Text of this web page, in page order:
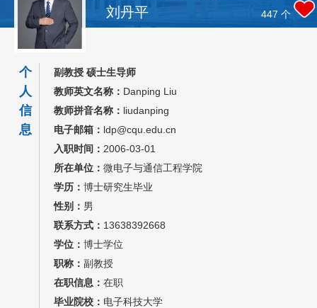
获奖信息
社会实践
招生信息
学生信息
我的相册
教师博客
刘丹平 447 个
个
人
信
息
副教授 硕士生导师
教师英文名称： Danping Liu
教师拼音名称： liudanping
电子邮箱： ldp@cqu.edu.cn
入职时间： 2006-03-01
所在单位： 微电子与通信工程学院
学历： 博士研究生毕业
性别： 男
联系方式： 13638392668
学位： 博士学位
职称： 副教授
在职信息： 在职
毕业院校： 电子科技大学